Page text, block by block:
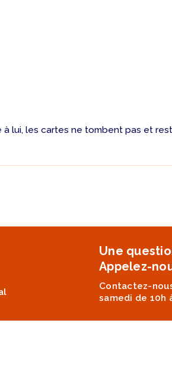
lui, les cartes ne tombent pas et
Une
Appelez-
Contactez-
samedi de 10h